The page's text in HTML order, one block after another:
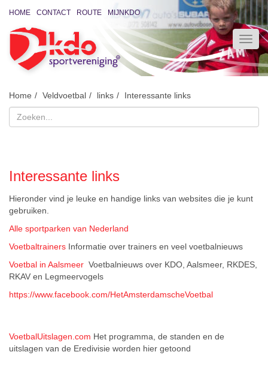
HOME CONTACT ROUTE MIJNKDO
Home Veldvoetbal links Interessante links
Interessante links
Hieronder vind je leuke en handige links van websites die je kunt
gebruiken.
Alle sportparken van Nederland
Voetbaltrainers Informatie over trainers en veel voetbalnieuws
Voetbal in Aalsmeer Voetbalnieuws over KDO, Aalsmeer, RKDES,
RKAV en Legmeervogels
https://www.facebook.com/HetAmsterdamscheVoetbal
VoetbalUitslagen.com Het programma, de standen en de
uitslagen van de Eredivisie worden hier getoond